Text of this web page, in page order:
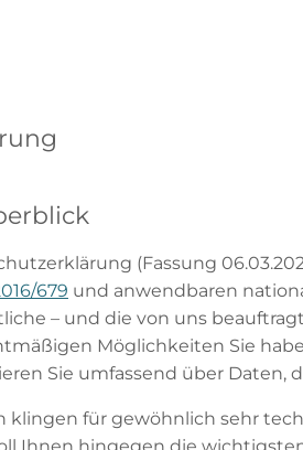
(Fassung
679 und anwendbaren
– und die von uns
Möglichkeiten Sie
Sie umfassend über Daten,
klingen für gewöhnlich sehr